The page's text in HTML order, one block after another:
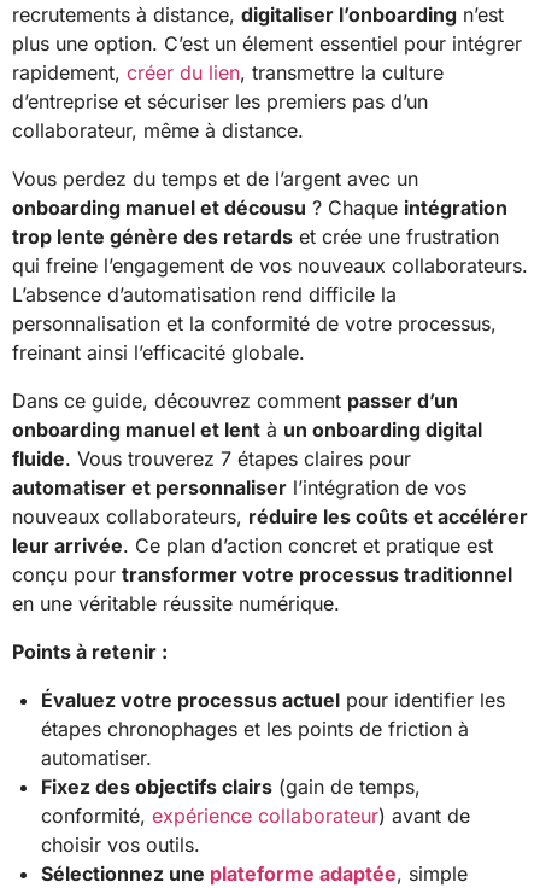
recrutements à distance, digitaliser l’onboarding n’est
plus une option. C’est un élement essentiel pour intégrer
rapidement, créer du lien, transmettre la culture
d’entreprise et sécuriser les premiers pas d’un
collaborateur, même à distance.
Vous perdez du temps et de l’argent avec un
onboarding manuel et décousu ? Chaque intégration
trop lente génère des retards et crée une frustration
qui freine l’engagement de vos nouveaux collaborateurs.
L’absence d’automatisation rend difficile la
personnalisation et la conformité de votre processus,
freinant ainsi l’efficacité globale.
Dans ce guide, découvrez comment passer d’un
onboarding manuel et lent à un onboarding digital
fluide. Vous trouverez 7 étapes claires pour
automatiser et personnaliser l’intégration de vos
nouveaux collaborateurs, réduire les coûts et accélérer
leur arrivée. Ce plan d’action concret et pratique est
conçu pour transformer votre processus traditionnel
en une véritable réussite numérique.
Points à retenir :
Évaluez votre processus actuel pour identifier les
étapes chronophages et les points de friction à
automatiser.
Fixez des objectifs clairs (gain de temps,
conformité, expérience collaborateur) avant de
choisir vos outils.
Sélectionnez une plateforme adaptée, simple